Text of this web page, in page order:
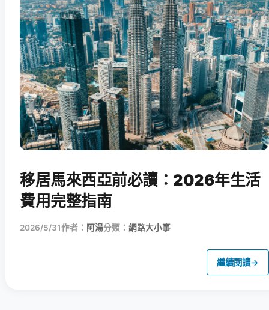
移居馬來西亞前必讀：2026年生活
費用完整指南
2026/5/31作者： 阿湯分類： 網路大小事
繼續閱讀→